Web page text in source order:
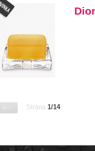
Strana 1/14